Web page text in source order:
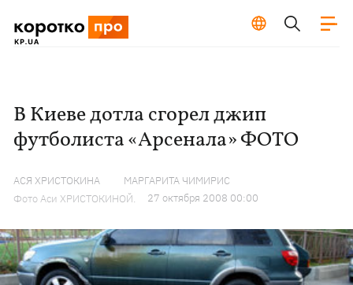
В Киеве дотла сгорел джип
футболиста «Арсенала» ФОТО
АСЯ ХРИСТОКИНА
МАРГАРИТА ЧИМИРИС
Фото Аси ХРИСТОКИНОЙ.
27 октября 2008 00:00